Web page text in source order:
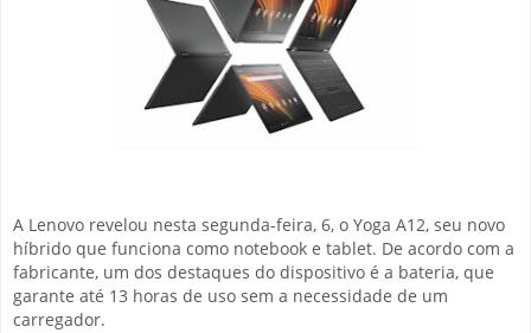
A Lenovo revelou nesta segunda-feira, 6, o Yoga A12, seu novo
híbrido que funciona como notebook e tablet. De acordo com a
fabricante, um dos destaques do dispositivo é a bateria, que
garante até 13 horas de uso sem a necessidade de um
carregador.